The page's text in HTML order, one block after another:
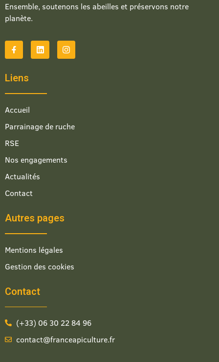
Ensemble, soutenons les abeilles et préservons notre
planète.
Liens
Accueil
Parrainage de ruche
RSE
Nos engagements
Actualités
Contact
Autres pages
Mentions légales
Gestion des cookies
Contact
(+33) 06 30 22 84 96
contact@franceapiculture.fr